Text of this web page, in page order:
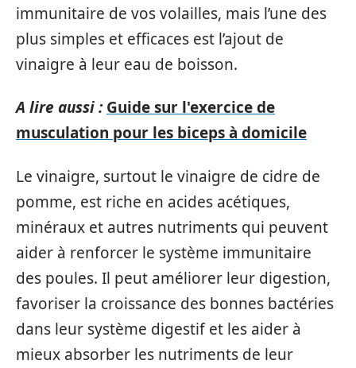
immunitaire de vos volailles, mais l’une des
plus simples et efficaces est l’ajout de
vinaigre à leur eau de boisson.
A lire aussi : Guide sur l'exercice de
musculation pour les biceps à domicile
Le vinaigre, surtout le vinaigre de cidre de
pomme, est riche en acides acétiques,
minéraux et autres nutriments qui peuvent
aider à renforcer le système immunitaire
des poules. Il peut améliorer leur digestion,
favoriser la croissance des bonnes bactéries
dans leur système digestif et les aider à
mieux absorber les nutriments de leur